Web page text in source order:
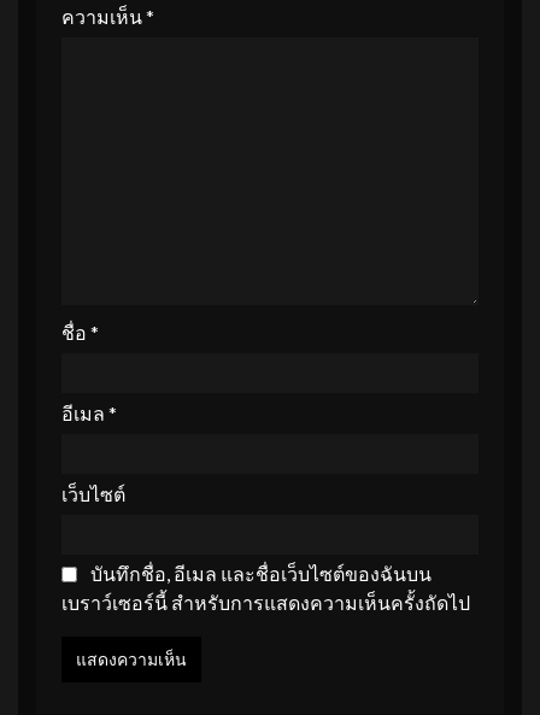
ความเห็น*
ชื่อ *
อีเมล *
เว็บไซต์
บันทึกชื่อ, อีเมล และชื่อเว็บไซต์ของฉันบน
เบราว์เซอร์นี้ สำหรับการแสดงความเห็นครั้งถัดไป